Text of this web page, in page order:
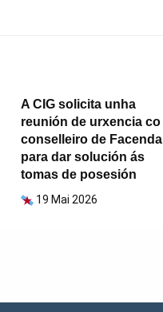
A CIG solicita unha
reunión de urxencia co
conselleiro de Facenda
para dar solución ás
tomas de posesión
19 Mai 2026